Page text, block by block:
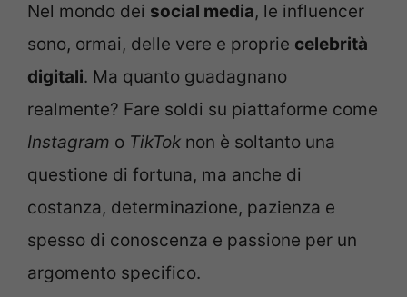
Nel mondo dei social media, le influencer
sono, ormai, delle vere e proprie celebrità
digitali. Ma quanto guadagnano
realmente? Fare soldi su piattaforme come
Instagram o TikTok non è soltanto una
questione di fortuna, ma anche di
costanza, determinazione, pazienza e
spesso di conoscenza e passione per un
argomento specifico.